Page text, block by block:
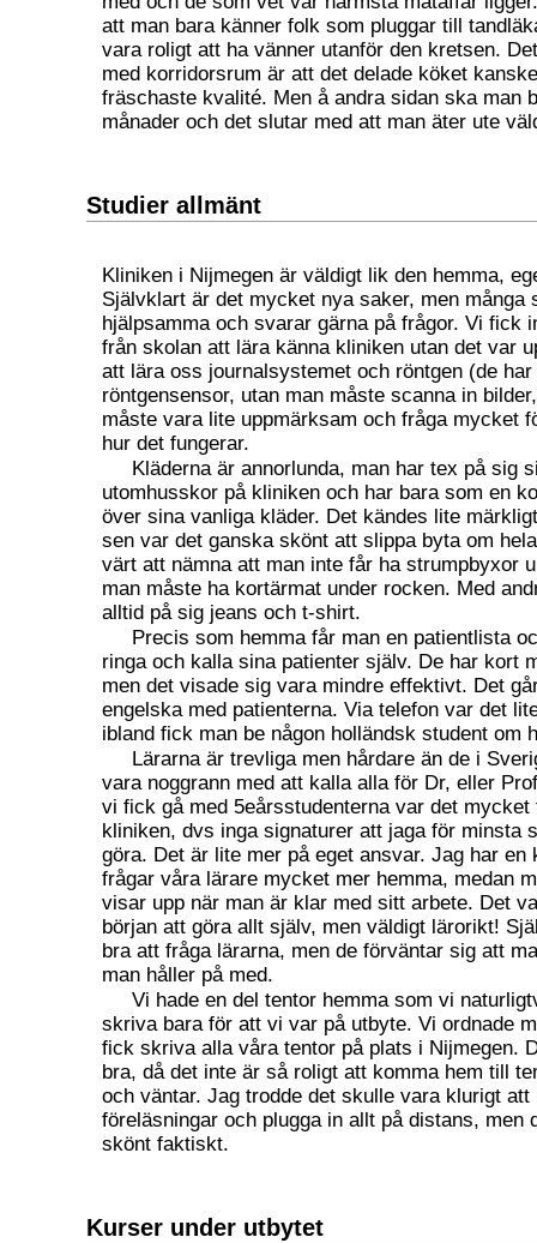
att man bara känner folk som pluggar till
vara roligt att ha vänner utanför den kretsen.
med korridorsrum är att det delade köket
fräschaste kvalité. Men å andra sidan ska man
månader och det slutar med att man äter ute
Studier allmänt
Kliniken i Nijmegen är väldigt lik den hemma,
Självklart är det mycket nya saker, men många
hjälpsamma och svarar gärna på frågor. Vi fick
från skolan att lära känna kliniken utan det var
att lära oss journalsystemet och röntgen (de
röntgensensor, utan man måste scanna in
måste vara lite uppmärksam och fråga mycket
hur det fungerar.
Kläderna är annorlunda, man har tex på sig
utomhusskor på kliniken och har bara som en
över sina vanliga kläder. Det kändes lite
sen var det ganska skönt att slippa byta om
värt att nämna att man inte får ha strumpbyxor
man måste ha kortärmat under rocken. Med
alltid på sig jeans och t-shirt.
Precis som hemma får man en patientlista
ringa och kalla sina patienter själv. De har kort
men det visade sig vara mindre effektivt. Det
engelska med patienterna. Via telefon var det
ibland fick man be någon holländsk student om
Lärarna är trevliga men hårdare än de i
vara noggrann med att kalla alla för Dr, eller
vi fick gå med 5eårsstudenterna var det mycket
kliniken, dvs inga signaturer att jaga för minsta
göra. Det är lite mer på eget ansvar. Jag har en
frågar våra lärare mycket mer hemma, medan
visar upp när man är klar med sitt arbete. Det
början att göra allt själv, men väldigt lärorikt!
bra att fråga lärarna, men de förväntar sig att
man håller på med.
Vi hade en del tentor hemma som vi
skriva bara för att vi var på utbyte. Vi ordnade
fick skriva alla våra tentor på plats i Nijmegen.
bra, då det inte är så roligt att komma hem till
och väntar. Jag trodde det skulle vara klurigt att
föreläsningar och plugga in allt på distans, men
skönt faktiskt.
Kurser under utbytet